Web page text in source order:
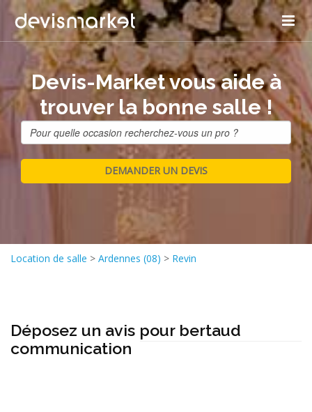
Devis-Market vous aide à
trouver la bonne salle !
Location de salle > Ardennes (08) > Revin
Déposez un avis pour bertaud
communication